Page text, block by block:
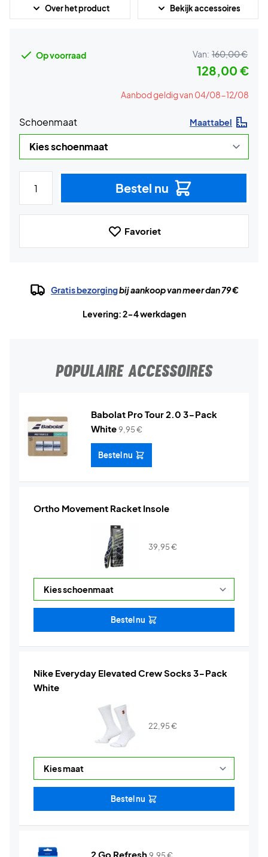
Over het product Bekijk accessoires
Op voorraad Van: 160,00 €
128,00 €
Aanbod geldig van 04/08-12/08
Schoenmaat Maattabel
Bestel nu
Favoriet
Gratis bezorgingbij aankoop van meer dan 79 €
Levering: 2-4 werkdagen
POPULAIRE ACCESSOIRES
Babolat Pro Tour 2.0 3-Pack
White9,95€
Bestel nu
Ortho Movement Racket Insole
39,95€
Bestel nu
Nike Everyday Elevated Crew Socks 3-Pack
White
22,95€
Bestel nu
2 Go Refresh